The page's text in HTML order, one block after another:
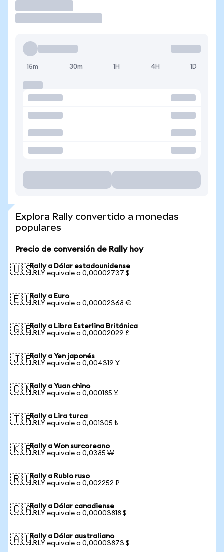
15m 30m 1H 4H 1D
Explora Rally convertido a monedas
populares
Precio de conversión de Rally hoy
🇺🇸Rally a Dólar estadounidense
1 RLY equivale a 0,00002737 $
🇪🇺Rally a Euro
1 RLY equivale a 0,00002368 €
🇬🇧Rally a Libra Esterlina Británica
1 RLY equivale a 0,00002029 £
🇯🇵Rally a Yen japonés
1 RLY equivale a 0,004319 ¥
🇨🇳Rally a Yuan chino
1 RLY equivale a 0,000185 ¥
🇹🇷Rally a Lira turca
1 RLY equivale a 0,001305 ₺
🇰🇷Rally a Won surcoreano
1 RLY equivale a 0,0385 ₩
🇷🇺Rally a Rublo ruso
1 RLY equivale a 0,002252 ₽
🇨🇦Rally a Dólar canadiense
1 RLY equivale a 0,00003818 $
🇦🇺Rally a Dólar australiano
1 RLY equivale a 0,00003873 $